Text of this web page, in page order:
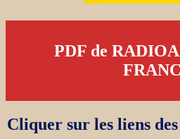
PDF de
Cliquer sur les liens des